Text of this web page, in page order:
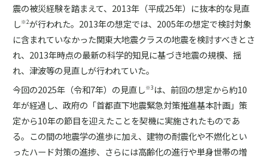
震の被災経験を踏まえて、2013年（平成25年）に抜本的な見直
し※2が行われた。2013年の想定では、2005年の想定で検討対象
に含まれていなかった関東大地震クラスの地震を検討すべきとさ
れ、2013年時点の最新の科学的知見に基づき地震の規模、揺
れ、津波等の見直しが行われていた。
今回の2025年（令和7年）の見直し※3 は、前回の想定から約10
年が経過し、政府の「首都直下地震緊急対策推進基本計画」策
定から10年の節目を迎えたことを契機に実施されたものであ
る。この間の地震学の進歩に加え、建物の耐震化や不燃化とい
ったハード対策の進捗、さらには高齢化の進行や単身世帯の増